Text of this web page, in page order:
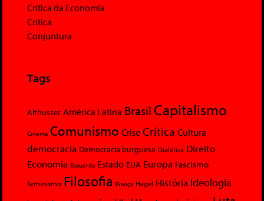
Crítica da Economia
Crítica
Conjuntura
Tags
Althusser América Latina Brasil Capitalismo
Cinema Comunismo Crise Crítica Cultura
democracia Democracia burguesa Dialética Direito
Economia Esquerda Estado EUA Europa Fascismo
feminismo Filosofia França Hegel História Ideologia